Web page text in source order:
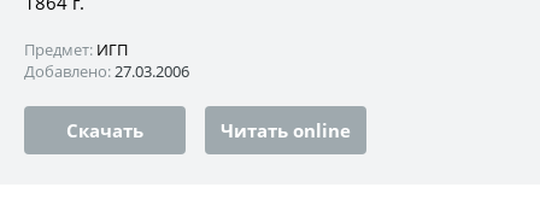
Предмет: ИГП
Добавлено:27.03.2006
Скачать Читать online